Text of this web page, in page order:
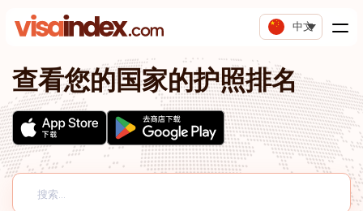
中文
查看您的国家的护照排名